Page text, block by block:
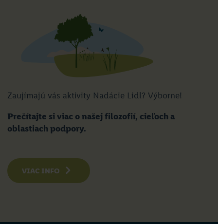
Zaujímajú vás aktivity Nadácie Lidl? Výborne!
Prečítajte si viac o našej filozofií, cieľoch a
oblastiach podpory.
VIAC INFO